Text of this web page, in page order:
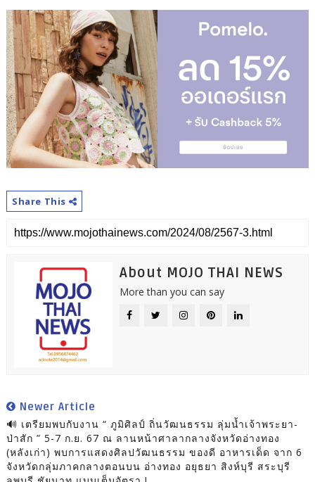
Share This
About MOJO THAI NEWS
More than you can say
Newer Article
🔊 เตรียมพบกับงาน “ ภูมิศิลป์ ถิ่นวัฒนธรรม ลุ่มน้ำเจ้าพระยา-
ป่าสัก ” 5-7 ก.ย. 67 ณ ลานหน้าศาลากลางจังหวัดอ่างทอง
(หลังเก่า) พบการแสดงศิลปวัฒนธรรม ของดี อาหารเด็ด จาก 6
จังหวัดกลุ่มภาคกลางตอนบน อ่างทอง อยุธยา สิงห์บุรี สระบุรี